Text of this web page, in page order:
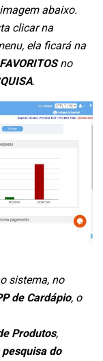
abaixo.
clicar na
ela ficará na
FAVORITOSno
.
sistema, no
de Cardápio, o
Produtos,
pesquisa do